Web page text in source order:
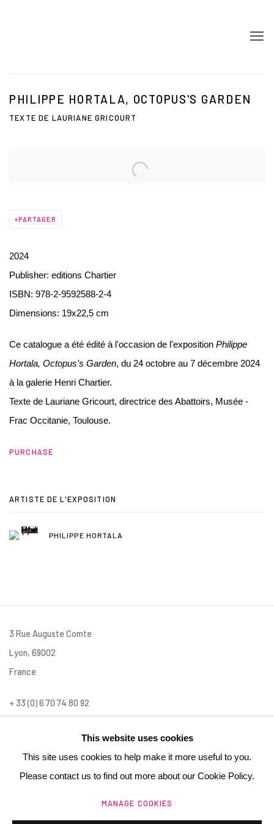
PHILIPPE HORTALA, OCTOPUS'S GARDEN
TEXTE DE LAURIANE GRICOURT
PARTAGER
2024
Publisher: editions Chartier
ISBN: 978-2-9592588-2-4
Dimensions: 19x22,5 cm
Ce catalogue a été édité à l'occasion de l'exposition Philippe
Hortala, Octopus's Garden, du 24 octobre au 7 décembre 2024
à la galerie Henri Chartier.
Texte de Lauriane Gricourt, directrice des Abattoirs, Musée -
Frac Occitanie, Toulouse.
PURCHASE
ARTISTE DE L'EXPOSITION
PHILIPPE HORTALA
3 Rue Auguste Comte
Lyon, 69002
France
+ 33 (0) 6 70 74 80 92
This website uses cookies
This site uses cookies to help make it more useful to you.
Please contact us to find out more about our Cookie Policy.
MANAGE COOKIES